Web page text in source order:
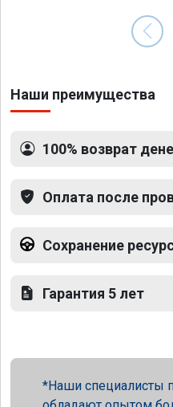
Наши преимущества
100% возврат
Оплата после
Сохранение
Гарантия 5 лет
Наши специалисты